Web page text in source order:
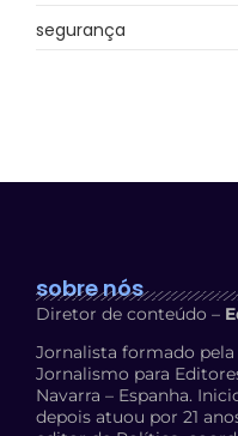
segurança
sobre nós
Diretor de conteúdo –
Jornalista formado pela
Jornalismo para
Navarra – Espanha.
depois atuou por 21